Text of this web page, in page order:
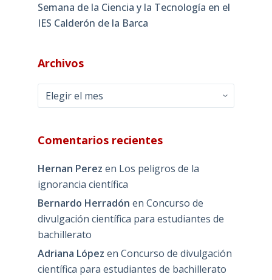
Semana de la Ciencia y la Tecnología en el
IES Calderón de la Barca
Archivos
Archivos
Comentarios recientes
Hernan Perez en Los peligros de la
ignorancia científica
Bernardo Herradón en Concurso de
divulgación científica para estudiantes de
bachillerato
Adriana López en Concurso de divulgación
científica para estudiantes de bachillerato